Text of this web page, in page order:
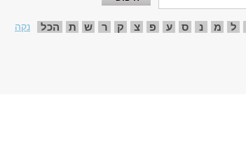
ל מ נ ס ע פ צ ק ר ש ת הכל נקה